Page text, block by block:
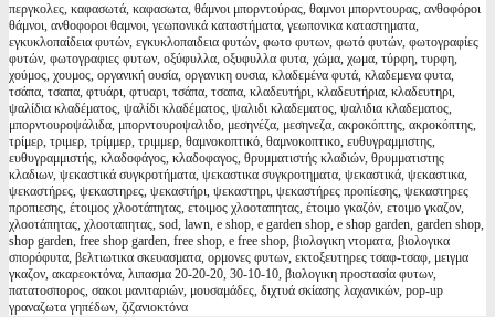
περγκολες, καφασωτά, καφασωτα, θάμνοι μπορντούρας, θαμνοι μπορντουρας, ανθοφόροι
θάμνοι, ανθοφοροι θαμνοι, γεωπονικά καταστήματα, γεωπονικα καταστηματα,
εγκυκλοπαίδεια φυτών, εγκυκλοπαιδεια φυτών, φωτο φυτων, φωτό φυτών, φωτογραφίες
φυτών, φωτογραφιες φυτων, οξύφυλλα, οξυφυλλα φυτα, χώμα, χωμα, τύρφη, τυρφη,
χούμος, χουμος, οργανική ουσία, οργανικη ουσια, κλαδεμένα φυτά, κλαδεμενα φυτα,
τσάπα, τσαπα, φτυάρι, φτυαρι, τσάπα, τσαπα, κλαδευτήρι, κλαδευτήρια, κλαδευτηρι,
ψαλίδια κλαδέματος, ψαλίδι κλαδέματος, ψαλιδι κλαδεματος, ψαλιδια κλαδεματος,
μπορντουροψάλιδα, μπορντουροψαλιδο, μεσηνέζα, μεσηνεζα, ακροκόπτης, ακροκόπτης,
τρίμερ, τριμερ, τρίμμερ, τριμμερ, θαμνοκοπτικό, θαμνοκοπτικο, ευθυγραμμιστης,
ευθυγραμμιστής, κλαδοφάγος, κλαδοφαγος, θρυμματιστής κλαδιών, θρυμματιστης
κλαδιων, ψεκαστικά συγκροτήματα, ψεκαστικα συγκροτηματα, ψεκαστικά, ψεκαστικα,
ψεκαστήρες, ψεκαστηρες, ψεκαστήρι, ψεκαστηρι, ψεκαστήρες προπίεσης, ψεκαστηρες
προπιεσης, έτοιμος χλοοτάπητας, ετοιμος χλοοταπητας, έτοιμο γκαζόν, ετοιμο γκαζον,
χλοοτάπητας, χλοοταπητας, sod, lawn, e shop, e garden shop, e shop garden, garden shop,
shop garden, free shop garden, free shop, e free shop, βιολογικη ντοματα, βιολογικα
σπορόφυτα, βελτιωτικα σκευασματα, ορμονες φυτων, εκτοξευτηρες τσαφ-τσαφ, μειγμα
γκαζον, ακαρεοκτόνα, λιπασμα 20-20-20, 30-10-10, βιολογικη προστασία φυτων,
πατατοσπορος, σακοι μανιταριών, μουσαμάδες, διχτυά σκίασης λαχανικών, pop-up
γραναζωτα γηπέδων, ζιζανιοκτόνα